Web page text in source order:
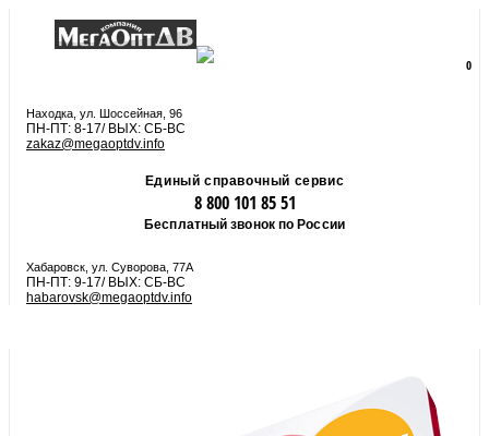
0
Находка, ул. Шоссейная, 96
ПН-ПТ: 8-17/ ВЫХ: СБ-ВС
zakaz@megaoptdv.info
Единый справочный сервис
8 800 101 85 51
Бесплатный звонок по России
Хабаровск, ул. Суворова, 77А
ПН-ПТ: 9-17/ ВЫХ: СБ-ВС
habarovsk@megaoptdv.info